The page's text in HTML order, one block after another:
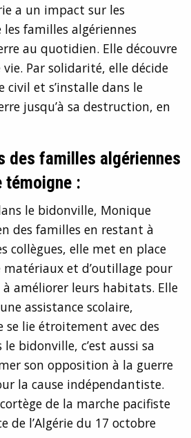
a un impact sur les
familles algériennes
au quotidien. Elle découvre
Par solidarité, elle décide
civil et s’installe dans le
jusqu’à sa destruction, en
des familles algériennes
témoigne :
le bidonville, Monique
des familles en restant à
collègues, elle met en place
matériaux et d’outillage pour
améliorer leurs habitats. Elle
assistance scolaire,
lie étroitement avec des
bidonville, c’est aussi sa
son opposition à la guerre
la cause indépendantiste.
de la marche pacifiste
de l’Algérie du 17 octobre